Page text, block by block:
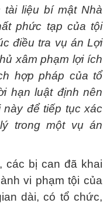
tài liệu bí mật Nhà
phức tạp của tội
điều tra vụ án Lợi
xâm phạm lợi ích
hợp pháp của tổ
hạn luật định nên
để tiếp tục xác
trong một vụ án
các bị can đã khai
vi phạm tội của
dài, có tổ chức,